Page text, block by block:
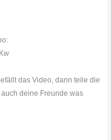
das Video, dann teile die
deine Freunde was